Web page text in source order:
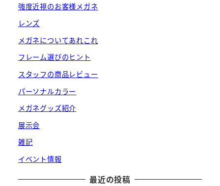
強度近視のお客様メガネ
レンズ
メガネについてあれこれ
フレーム選びのヒント
スタッフの商品レビュー
パーソナルカラー
メガネグッズ紹介
展示会
雑記
イベント情報
最近の投稿